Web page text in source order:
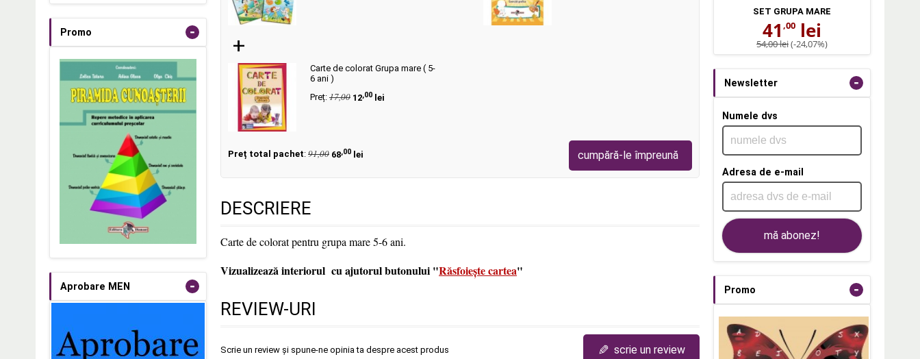
Promo -
Aprobare MEN -
+
Carte de colorat Grupa mare ( 5-
6 ani )
Preț: 17,00 12 ,00 lei
Preț total pachet: 91,00 68 ,00 lei cumpără-le împreună
DESCRIERE
Carte de colorat pentru grupa mare 5-6 ani.
Vizualizează interiorul cu ajutorul butonului "Răsfoiește cartea"
REVIEW-URI
Scrie un review și spune-ne opinia ta despre acest produs ✎ scrie un review
SET GRUPA MARE
41 ,00 lei
54,00 lei(-24,07%)
Newsletter -
Numele dvs
Adresa de e-mail
mă abonez!
Promo -